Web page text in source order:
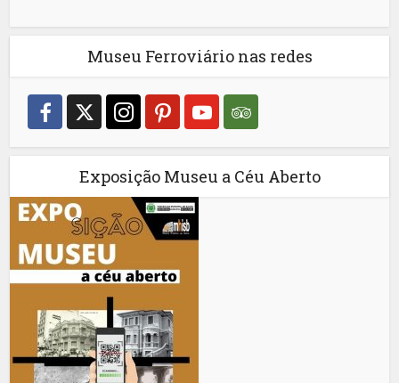
Museu Ferroviário nas redes
Exposição Museu a Céu Aberto